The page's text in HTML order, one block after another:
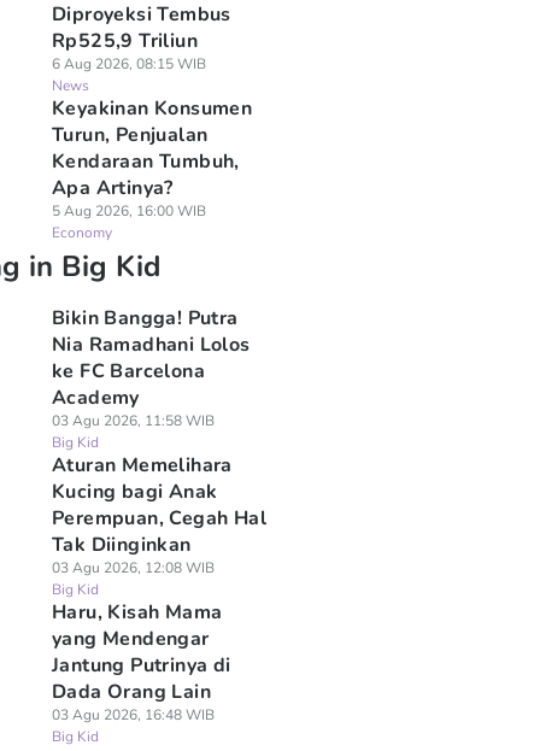
Diproyeksi Tembus
Rp525,9 Triliun
6 Aug 2026, 08:15 WIB
News
Keyakinan Konsumen
Turun, Penjualan
Kendaraan Tumbuh,
Apa Artinya?
5 Aug 2026, 16:00 WIB
Economy
in Big Kid
Bikin Bangga! Putra
Nia Ramadhani Lolos
ke FC Barcelona
Academy
03 Agu 2026, 11:58 WIB
Big Kid
Aturan Memelihara
Kucing bagi Anak
Perempuan, Cegah Hal
Tak Diinginkan
03 Agu 2026, 12:08 WIB
Big Kid
Haru, Kisah Mama
yang Mendengar
Jantung Putrinya di
Dada Orang Lain
03 Agu 2026, 16:48 WIB
Big Kid